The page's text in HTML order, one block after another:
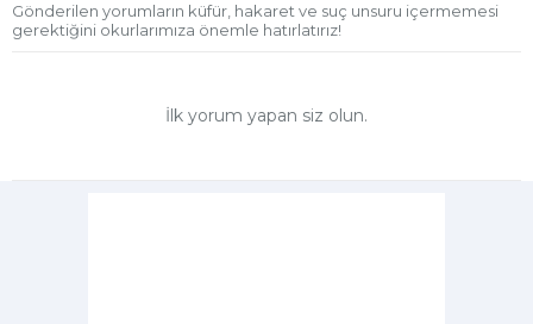
Gönderilen yorumların küfür, hakaret ve suç unsuru içermemesi
gerektiğini okurlarımıza önemle hatırlatırız!
İlk yorum yapan siz olun.